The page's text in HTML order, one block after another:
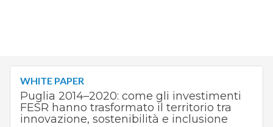
WHITE PAPER
Puglia 2014–2020: come gli investimenti
FESR hanno trasformato il territorio tra
innovazione, sostenibilità e inclusione